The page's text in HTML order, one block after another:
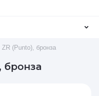
(Punto), бронза
бронза